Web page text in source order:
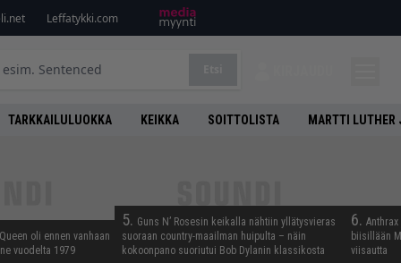
Leffatykki.com
TARKKAILULUOKKA KEIKKA SOITTOLISTA MARTTI
oli ennen vanhaan
vuodelta 1979
5. Guns N’ Rosesin keikalla nähtiin yllätysvieras
suoraan country-maailman huipulta – näin
kokoonpano suoriutui Bob Dylanin klassikosta
6.
biisillään
viisautta